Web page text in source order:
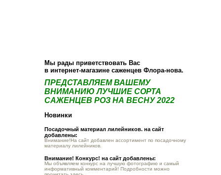
Мы рады приветствовать Вас
в интернет-магазине саженцев Флора-нова.
ПРЕДСТАВЛЯЕМ ВАШЕМУ
ВНИМАНИЮ ЛУЧШИЕ СОРТА
САЖЕНЦЕВ РОЗ НА ВЕСНУ 2022
Новинки
Посадочный материал лилейников. на сайт
добавлены:
Внимание!На сайт добавлен ассортимент по посадочному
материалу лилейников.
Внимание! Конкурс! на сайт добавлены:
Мы объявляем конкурс на лучшую фотографию и самый
информативный комментарий! Подробности можно